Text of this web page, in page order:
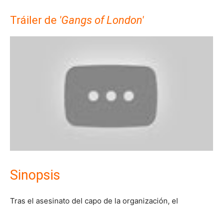
Tráiler de 'Gangs of London'
Sinopsis
Tras el asesinato del capo de la organización, el